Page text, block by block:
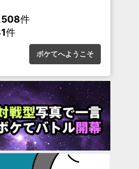
件
件
ボケてへようこそ